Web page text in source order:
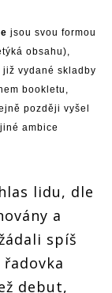
jsou svou formou
obsahu),
vydané skladby
bookletu,
později vyšel
ambice
lidu, dle
a
spíš
debut,